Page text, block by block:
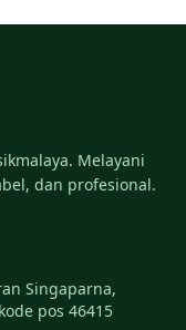
Melayani
dan profesional.
Singaparna,
pos 46415